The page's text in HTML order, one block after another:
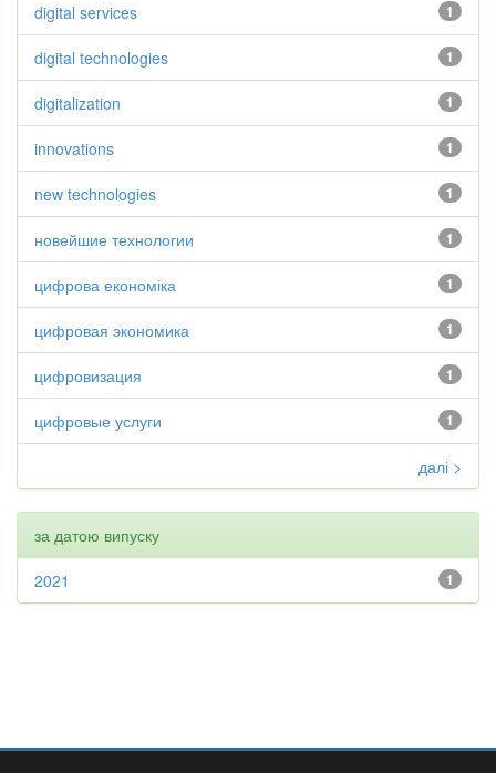
1
digital services
1
digital technologies
1
digitalization
1
innovations
1
new technologies
1
новейшие технологии
1
цифрова економіка
1
цифровая экономика
1
цифровизация
1
цифровые услуги
далі >
за датою випуску
1
2021